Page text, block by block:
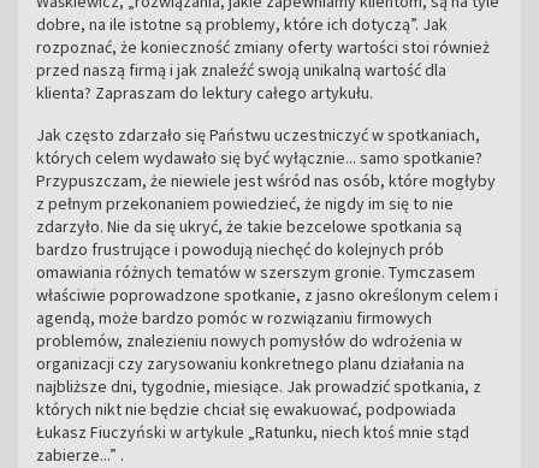
dobre, na ile istotne są problemy, które ich dotyczą”. Jak
rozpoznać, że konieczność zmiany oferty wartości stoi również
przed naszą firmą i jak znaleźć swoją unikalną wartość dla
klienta? Zapraszam do lektury całego artykułu.
Jak często zdarzało się Państwu uczestniczyć w spotkaniach,
których celem wydawało się być wyłącznie... samo spotkanie?
Przypuszczam, że niewiele jest wśród nas osób, które mogłyby
z pełnym przekonaniem powiedzieć, że nigdy im się to nie
zdarzyło. Nie da się ukryć, że takie bezcelowe spotkania są
bardzo frustrujące i powodują niechęć do kolejnych prób
omawiania różnych tematów w szerszym gronie. Tymczasem
właściwie poprowadzone spotkanie, z jasno określonym celem i
agendą, może bardzo pomóc w rozwiązaniu firmowych
problemów, znalezieniu nowych pomysłów do wdrożenia w
organizacji czy zarysowaniu konkretnego planu działania na
najbliższe dni, tygodnie, miesiące. Jak prowadzić spotkania, z
których nikt nie będzie chciał się ewakuować, podpowiada
Łukasz Fiuczyński w artykule „Ratunku, niech ktoś mnie stąd
zabierze...” .